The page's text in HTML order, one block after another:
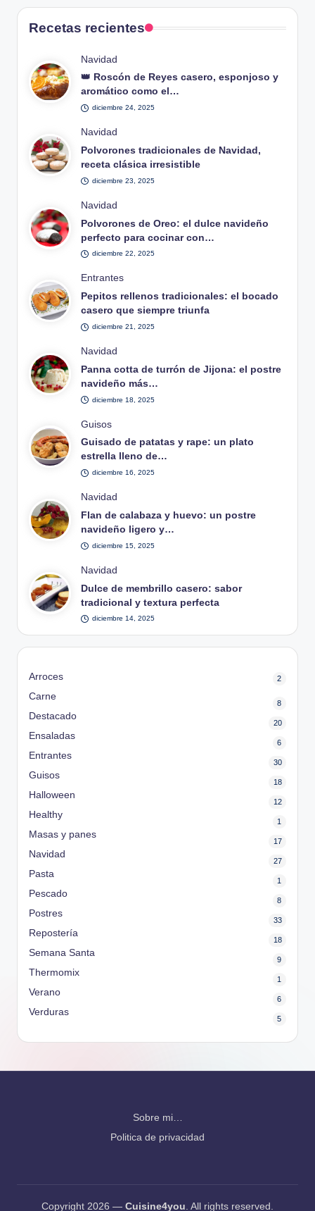
Recetas recientes
Publicado
en
Navidad
👑 Roscón de Reyes casero, esponjoso y
aromático como el…
diciembre 24, 2025
Publicado
en
Navidad
Polvorones tradicionales de Navidad,
receta clásica irresistible
diciembre 23, 2025
Publicado
en
Navidad
Polvorones de Oreo: el dulce navideño
perfecto para cocinar con…
diciembre 22, 2025
Publicado
en
Entrantes
Pepitos rellenos tradicionales: el bocado
casero que siempre triunfa
diciembre 21, 2025
Publicado
en
Navidad
Panna cotta de turrón de Jijona: el postre
navideño más…
diciembre 18, 2025
Publicado
en
Guisos
Guisado de patatas y rape: un plato
estrella lleno de…
diciembre 16, 2025
Publicado
en
Navidad
Flan de calabaza y huevo: un postre
navideño ligero y…
diciembre 15, 2025
Publicado
en
Navidad
Dulce de membrillo casero: sabor
tradicional y textura perfecta
diciembre 14, 2025
Arroces 2
Carne
8
Destacado
20
Ensaladas
6
Entrantes
30
Guisos
18
Halloween
12
Healthy
1
Masas y panes
17
Navidad
27
Pasta
1
Pescado
8
Postres
33
Repostería
18
Semana Santa
9
Thermomix
1
Verano
6
Verduras
5
Sobre mi…
Politica de privacidad
Copyright 2026 — Cuisine4you. All rights reserved.